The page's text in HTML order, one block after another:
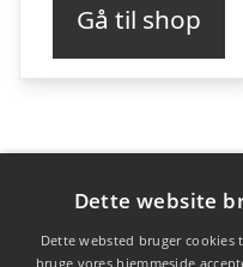
Gå til shop
Varekategorier
Produkter
Dette website
Dette websted bruger
bruge vores hjemmeside